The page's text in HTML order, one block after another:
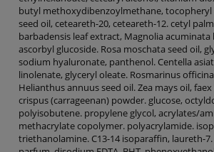
butyl methoxydibenzoylmethane, tocopheryl
seed oil, ceteareth-20, ceteareth-12. cetyl
barbadensis leaf extract, Magnolia acuminata
ascorbyl glucoside. Rosa moschata seed oil,
sodium hyaluronate, panthenol. Centella
linolenate, glyceryl oleate. Rosmarinus
Helianthus annuus seed oil. Zea mays oil,
crispus (carrageenan) powder. glucose,
polyisobutene. propylene glycol, acrylates/
methacrylate copolymer. polyacrylamide.
triethanolamine. C13-14 isoparaffin, laureth-